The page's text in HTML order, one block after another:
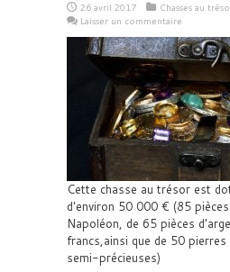
26 avril 2017
Chasses au
Laisser un commentaire
Cette chasse au trésor est
d'environ 50 000 € (85
Napoléon, de 65 pièces
francs,ainsi que de 50
semi-précieuses)